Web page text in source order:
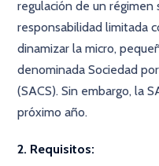
regulación de un
responsabilidad limitada
dinamizar la micro,
denominada Sociedad
(SACS). Sin embargo, la
próximo año.
2. Requisitos: